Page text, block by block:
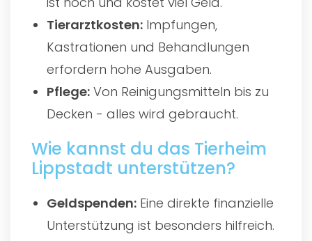
Tierarztkosten: Impfungen,
Kastrationen und Behandlungen
erfordern hohe Ausgaben.
Pflege: Von Reinigungsmitteln bis zu
Decken - alles wird gebraucht.
Wie kannst du das Tierheim
Lippstadt unterstützen?
Geldspenden: Eine direkte finanzielle
Unterstützung ist besonders hilfreich.